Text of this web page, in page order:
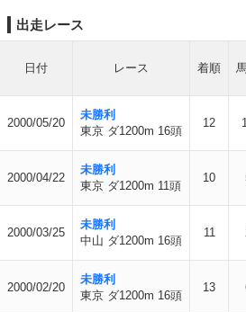
出走レース
日付 レース 着順
2000/05/20
未勝利
東京 ダ1200m 16頭
12
2000/04/22
未勝利
東京 ダ1200m 11頭
10
2000/03/25
未勝利
中山 ダ1200m 16頭
11
2000/02/20
未勝利
東京 ダ1200m 16頭
13